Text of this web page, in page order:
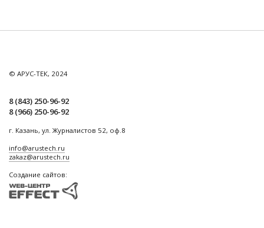
© АРУС-ТЕК, 2024
8 (843) 250-96-92
8 (966) 250-96-92
г. Казань, ул. Журналистов 52, оф.8
info@arustech.ru
zakaz@arustech.ru
Создание сайтов: